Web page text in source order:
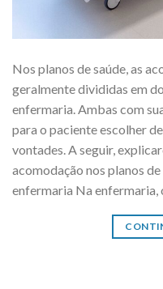
Nos planos de saúde, as
geralmente divididas em
enfermaria. Ambas com
para o paciente escolher
vontades. A seguir,
acomodação nos planos
enfermaria Na